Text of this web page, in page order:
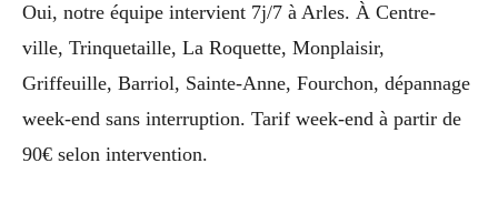
Oui, notre équipe intervient 7j/7 à Arles. À Centre-
ville, Trinquetaille, La Roquette, Monplaisir,
Griffeuille, Barriol, Sainte-Anne, Fourchon, dépannage
week-end sans interruption. Tarif week-end à partir de
90€ selon intervention.